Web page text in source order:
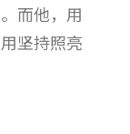
而他，用
坚持照亮